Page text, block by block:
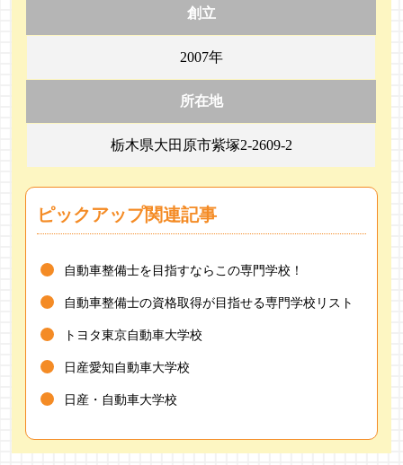
創立
2007年
所在地
栃木県大田原市紫塚2-2609-2
ピックアップ関連記事
自動車整備士を目指すならこの専門学校！
自動車整備士の資格取得が目指せる専門学校リスト
トヨタ東京自動車大学校
日産愛知自動車大学校
日産・自動車大学校